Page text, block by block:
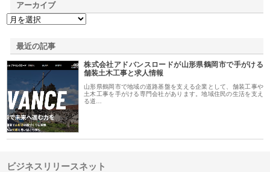
アーカイブ
最近の記事
株式会社アドバンスロードが山形県鶴岡市で手がける
舗装土木工事と求人情報
山形県鶴岡市で地域の道路基盤を支える企業として、舗装工事や
土木工事を手がける専門会社があります。地域住民の生活を支え
る道…
ビジネスリリースネット